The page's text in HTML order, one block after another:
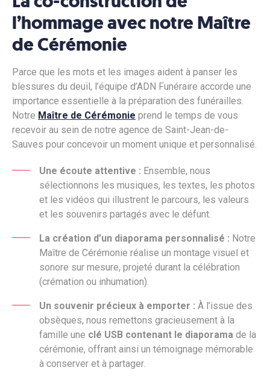
l’hommage avec notre Maître
de Cérémonie
Parce que les mots et les images aident à panser les
blessures du deuil, l’équipe d’ADN Funéraire accorde une
importance essentielle à la préparation des funérailles.
Notre Maître de Cérémonie prend le temps de vous
recevoir au sein de notre agence de Saint-Jean-de-
Sauves pour concevoir un moment unique et personnalisé.
Une écoute attentive : Ensemble, nous
sélectionnons les musiques, les textes, les photos
et les vidéos qui illustrent le parcours, les valeurs
et les souvenirs partagés avec le défunt.
La création d’un diaporama personnalisé : Notre
Maître de Cérémonie réalise un montage visuel et
sonore sur mesure, projeté durant la célébration
(crémation ou inhumation).
Un souvenir précieux à emporter : À l’issue des
obsèques, nous remettons gracieusement à la
famille une clé USB contenant le diaporama de la
cérémonie, offrant ainsi un témoignage mémorable
à conserver et à partager.